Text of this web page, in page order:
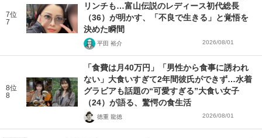
7位
7
リンチも…富山伝説のレディース初代総長
（36）が明かす、「不良で生きる」と覚悟を
決めた瞬間
平田 裕介 2026/08/01
8位
8
「食費は月40万円」「男性から食事に誘われ
ない」大食いすぎて2年間彼氏ができず…水着
グラビアも話題の“可愛すぎる”大食い女子
（24）が語る、驚愕の食生活
徳重 龍徳 2026/08/01